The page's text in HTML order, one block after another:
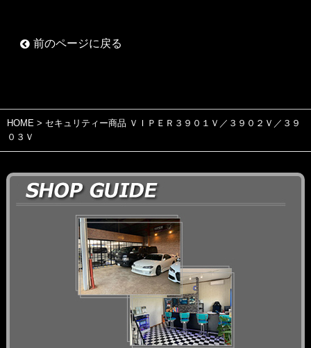
前のページに戻る
HOME > セキュリティー商品 ＶＩＰＥＲ３９０１Ｖ／３９０２Ｖ／３９
０３Ｖ